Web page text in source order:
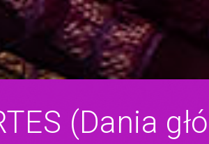
(Dania